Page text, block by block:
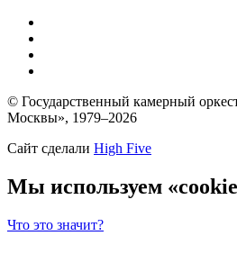
© Государственный камерный
Москвы», 1979–2026
Сайт сделали High Five
Мы используем
Что это значит?